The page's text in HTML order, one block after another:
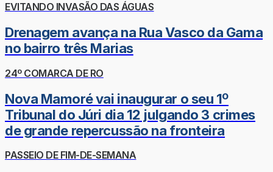
EVITANDO INVASÃO DAS ÁGUAS
Drenagem avança na Rua Vasco da Gama
no bairro três Marias
24º COMARCA DE RO
Nova Mamoré vai inaugurar o seu 1º
Tribunal do Júri dia 12 julgando 3 crimes
de grande repercussão na fronteira
PASSEIO DE FIM-DE-SEMANA